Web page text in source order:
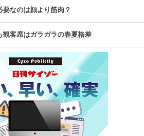
要なのは顔より筋肉？
観客席はガラガラの春夏格差